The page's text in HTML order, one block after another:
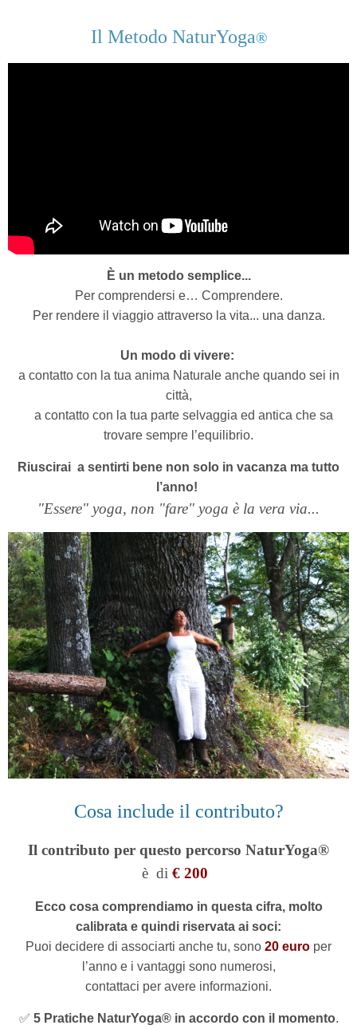
Il Metodo NaturYoga®
È un metodo semplice...
Per comprendersi e… Comprendere.
Per rendere il viaggio attraverso la vita... una danza.
Un modo di vivere:
a contatto con la tua anima Naturale anche quando sei in
città,
a contatto con la tua parte selvaggia ed antica che sa
trovare sempre l’equilibrio.
Riuscirai a sentirti bene non solo in vacanza ma tutto
l’anno!
"Essere" yoga, non "fare" yoga è la vera via...
Cosa include il contributo?
Il contributo per questo percorso NaturYoga®
è di € 200
Ecco cosa comprendiamo in questa cifra, molto
calibrata e quindi riservata ai soci:
Puoi decidere di associarti anche tu, sono 20 euro per
l’anno e i vantaggi sono numerosi,
contattaci per avere informazioni.
✅ 5 Pratiche NaturYoga® in accordo con il momento.